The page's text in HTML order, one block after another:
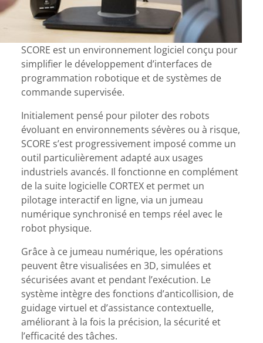
SCORE est un environnement logiciel conçu pour
simplifier le développement d’interfaces de
programmation robotique et de systèmes de
commande supervisée.
Initialement pensé pour piloter des robots
évoluant en environnements sévères ou à risque,
SCORE s’est progressivement imposé comme un
outil particulièrement adapté aux usages
industriels avancés. Il fonctionne en complément
de la suite logicielle CORTEX et permet un
pilotage interactif en ligne, via un jumeau
numérique synchronisé en temps réel avec le
robot physique.
Grâce à ce jumeau numérique, les opérations
peuvent être visualisées en 3D, simulées et
sécurisées avant et pendant l’exécution. Le
système intègre des fonctions d’anticollision, de
guidage virtuel et d’assistance contextuelle,
améliorant à la fois la précision, la sécurité et
l’efficacité des tâches.